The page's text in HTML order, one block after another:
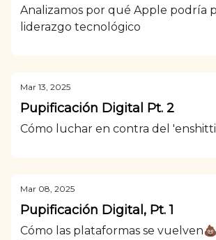
Analizamos por qué Apple podría
liderazgo tecnológico
Mar 13, 2025
Pupificación Digital Pt. 2
Cómo luchar en contra del
Mar 08, 2025
Pupificación Digital, Pt. 1
Cómo las plataformas se